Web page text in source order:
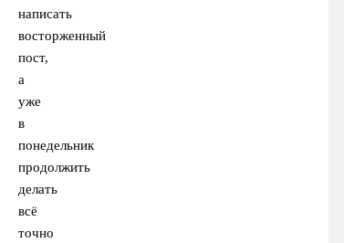
написать
восторженный
пост,
а
уже
в
понедельник
продолжить
делать
всё
точно